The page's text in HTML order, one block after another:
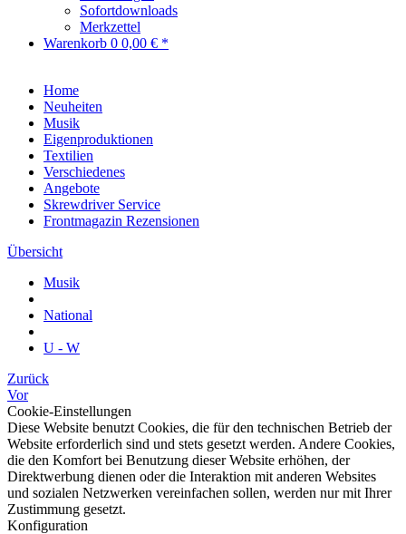
Sofortdownloads
Merkzettel
Warenkorb 0 0,00 € *
Home
Neuheiten
Musik
Eigenproduktionen
Textilien
Verschiedenes
Angebote
Skrewdriver Service
Frontmagazin Rezensionen
Übersicht
Musik
National
U - W
Zurück
Vor
Cookie-Einstellungen
Diese Website benutzt Cookies, die für den technischen Betrieb der
Website erforderlich sind und stets gesetzt werden. Andere Cookies,
die den Komfort bei Benutzung dieser Website erhöhen, der
Direktwerbung dienen oder die Interaktion mit anderen Websites
und sozialen Netzwerken vereinfachen sollen, werden nur mit Ihrer
Zustimmung gesetzt.
Konfiguration